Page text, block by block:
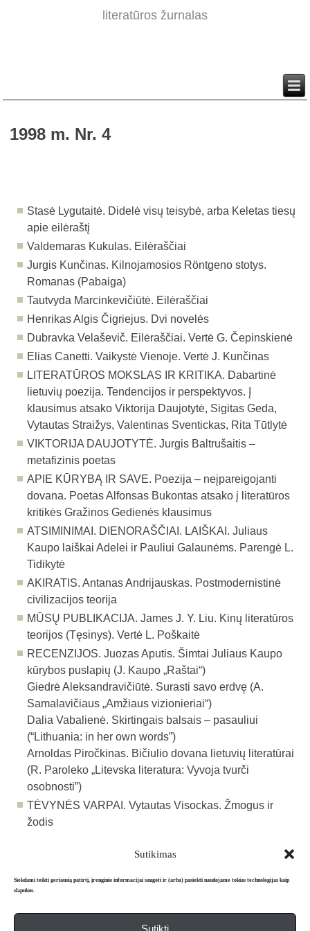
Sutikimas
Siekdami teikti geriausią patirtį, įrenginio informacijai saugoti ir (arba) pasiekti naudojame tokias technologijas kaip
slapukus.
Sutikti
literatūros žurnalas
1998 m. Nr. 4
Stasė Lygutaitė. Didelė visų teisybė, arba Keletas tiesų
apie eilėraštį
Valdemaras Kukulas. Eilėraščiai
Jurgis Kunčinas. Kilnojamosios Röntgeno stotys.
Romanas (Pabaiga)
Tautvyda Marcinkevičiūtė. Eilėraščiai
Henrikas Algis Čigriejus. Dvi novelės
Dubravka Velaševič. Eilėraščiai. Vertė G. Čepinskienė
EliasCanetti.Vaikystė Vienoje. Vertė J. Kunčinas
LITERATŪROS MOKSLAS IR KRITIKA. Dabartinė
lietuvių poezija. Tendencijos ir perspektyvos. Į
klausimus atsako Viktorija Daujotytė, Sigitas Geda,
Vytautas Straižys, Valentinas Sventickas, Rita Tūtlytė
VIKTORIJA DAUJOTYTĖ. Jurgis Baltrušaitis –
metafizinis poetas
APIE KŪRYBĄ IR SAVE. Poezija – neįpareigojanti
dovana. Poetas Alfonsas Bukontas atsako į literatūros
kritikės Gražinos Gedienės klausimus
ATSIMINIMAI. DIENORAŠČIAI. LAIŠKAI. Juliaus
Kaupo laiškai Adelei ir Pauliui Galaunėms. Parengė L.
Tidikytė
AKIRATIS.Antanas Andrijauskas. Postmodernistinė
civilizacijos teorija
MŪSŲ PUBLIKACIJA.James J. Y. Liu. Kinų literatūros
teorijos (Tęsinys). Vertė L. Poškaitė
RECENZIJOS.Juozas Aputis. Šimtai Juliaus Kaupo
kūrybos puslapių (J. Kaupo „Raštai“)
Giedrė Aleksandravičiūtė. Surasti savo erdvę (A.
Samalavičiaus „Amžiaus vizionieriai“)
Dalia Vabalienė. Skirtingais balsais – pasauliui
(“Lithuania: in her own words”)
Arno ldas Piročkinas. Bičiulio dovana lietuvių literatūrai
(R. Paroleko „Litevska literatura: Vyvoja tvurči
osobnosti”)
TĖVYNĖS VARPAI.Vytautas Visockas. Žmogus ir
žodis